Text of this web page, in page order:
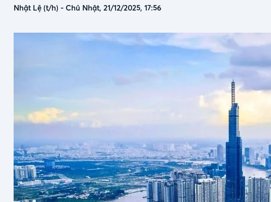
Nhật Lệ (t/h) - Chủ Nhật, 21/12/2025, 17:56